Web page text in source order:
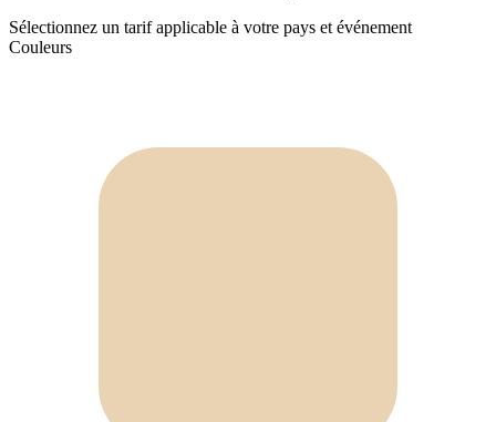
Sélectionnez un tarif applicable à votre pays et événement
Couleurs